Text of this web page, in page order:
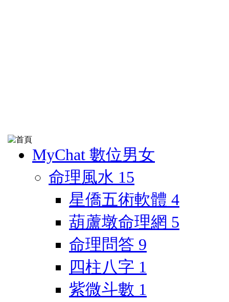
MyChat 數位男女
命理風水 15
星僑五術軟體 4
葫蘆墩命理網 5
命理問答 9
四柱八字 1
紫微斗數 1